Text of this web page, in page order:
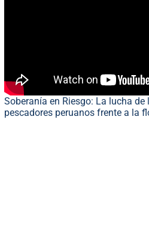
Soberanía en Riesgo: La lucha de
pescadores peruanos frente a la